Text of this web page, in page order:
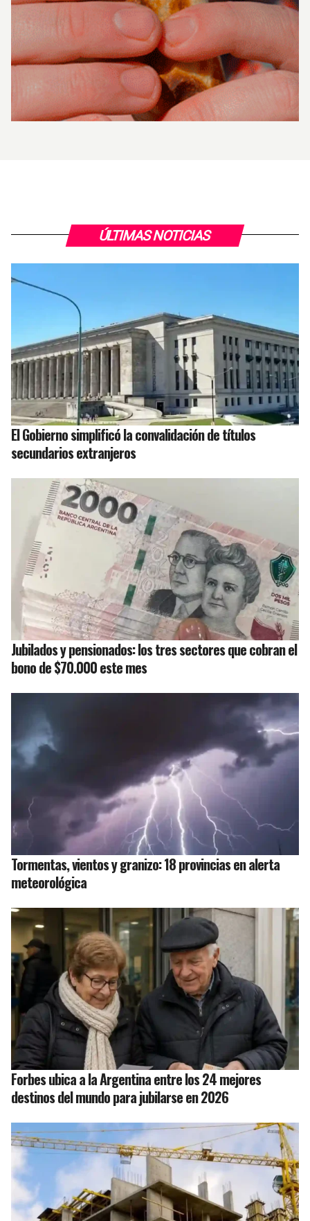
ÚLTIMAS NOTICIAS
El Gobierno simplificó la convalidación de títulos
secundarios extranjeros
Jubilados y pensionados: los tres sectores que cobran el
bono de $70.000 este mes
Tormentas, vientos y granizo: 18 provincias en alerta
meteorológica
Forbes ubica a la Argentina entre los 24 mejores
destinos del mundo para jubilarse en 2026